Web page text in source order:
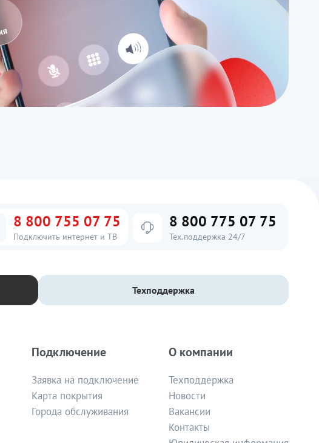
8 800 755 07 75
Подключить интернет и ТВ
8 800 775 07 75
Тех.поддержка 24/7
Техподдержка
Подключение
Заявка на подключение
Карта покрытия
Города обслуживания
О компании
Техподдержка
Новости
Вакансии
Контакты